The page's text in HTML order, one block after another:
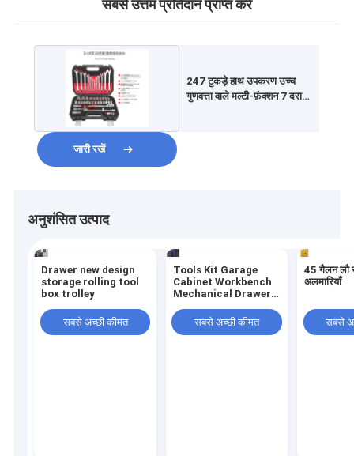
सबसे उत्तम प्रतिदान प्राप्त करें
247 टुकड़े हाथ उपकरण उच्च
गुणवत्ता वाले मल्टी-फ़ंक्शन 7 दराज
जारी रखें
अनुशंसित उत्पाद
Drawer new design
storage rolling tool
box trolley
सबसे अच्छी कीमत
Tools Kit Garage
Cabinet Workbench
Mechanical Drawer
सबसे अच्छी कीमत
45 गैलन लौ
अलमारियाँ
सबसे